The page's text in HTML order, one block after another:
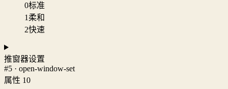
0标准
1 柔和
2快速
推窗器设置
#5 · open-window-set
属性 10